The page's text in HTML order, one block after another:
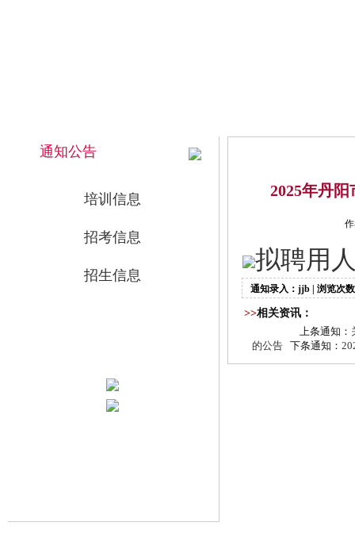
通知公告
培训信息
招考信息
招生信息
2025年丹
拟聘用
通知录入：jjb | 浏览次
>>相关资讯：
上条通知：
的公告 下条通知：